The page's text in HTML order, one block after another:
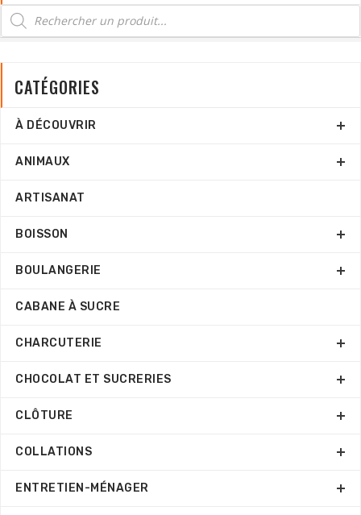
CATÉGORIES
À DÉCOUVRIR
ANIMAUX
ARTISANAT
BOISSON
BOULANGERIE
CABANE À SUCRE
CHARCUTERIE
CHOCOLAT ET SUCRERIES
CLÔTURE
COLLATIONS
ENTRETIEN-MÉNAGER